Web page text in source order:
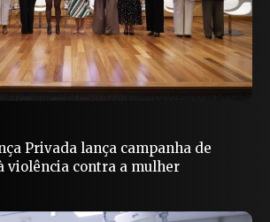
Privada lança campanha de
violência contra a mulher